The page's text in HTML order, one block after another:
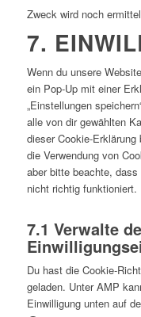
paypal
Zweck wird noch
Consent
to
service
sonstiges
7.
Wenn du unsere
ein Pop-Up mit einer
„Einstellungen
alle von dir gewählten
dieser Cookie-
die Verwendung von
aber bitte beachte,
nicht richtig funktioniert.
7.1 Verwalte
Du hast die Cookie-
geladen. Unter AMP
Einwilligung unten auf